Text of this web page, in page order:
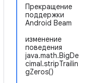
Прекращение
поддержки
Android Beam
изменение
поведения
java.math.BigDe
cimal.stripTrailin
gZeros()